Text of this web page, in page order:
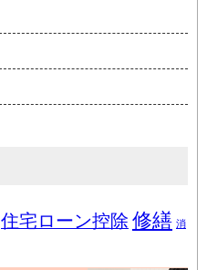
住宅ローン控除 修繕 消